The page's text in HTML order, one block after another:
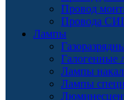
Провод
Провода
Лампы
Галогенные
Лампы
Лампы